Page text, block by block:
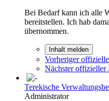
Bei Bedarf kann ich alle
bereitstellen. Ich hab
übernommen.
Inhalt melden
Vorheriger
Nächster offizieller
Terekische
Administrator